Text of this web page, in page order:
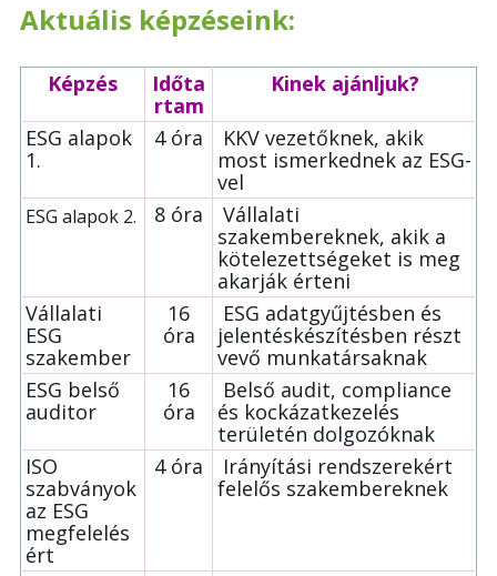
Aktuális képzéseink:
Képzés
Időta
rtam
Kinek ajánljuk?
ESG alapok
1.
4 óra
KKV vezetőknek, akik
most ismerkednek az ESG-
vel
ESG alapok 2. 8 óra
Vállalati
szakembereknek, akik a
kötelezettségeket is meg
akarják érteni
Vállalati
ESG
szakember
16
óra
ESG adatgyűjtésben és
jelentéskészítésben részt
vevő munkatársaknak
ESG belső
auditor
16
óra
Belső audit, compliance
és kockázatkezelés
területén dolgozóknak
ISO
szabványok
az ESG
megfelelés
ért
4 óra
Irányítási rendszerekért
felelős szakembereknek